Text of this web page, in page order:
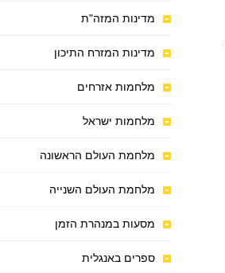
מדינות המזה"ת
מדינות המזרח התיכון
מלחמות אזרחים
מלחמות ישראל
מלחמת העולם הראשונה
מלחמת העולם השנייה
מסעות במנהרת הזמן
ספרים באנגלית